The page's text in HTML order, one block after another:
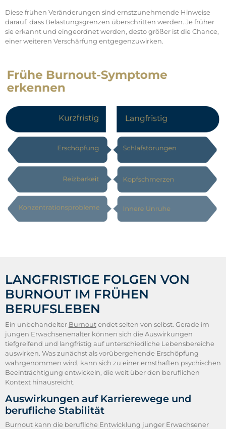
Diese frühen Veränderungen sind ernstzunehmende Hinweise
darauf, dass Belastungsgrenzen überschritten werden. Je früher
sie erkannt und eingeordnet werden, desto größer ist die Chance,
einer weiteren Verschärfung entgegenzuwirken.
LANGFRISTIGE FOLGEN VON
BURNOUT IM FRÜHEN
BERUFSLEBEN
Ein unbehandelter Burnoutendet selten von selbst. Gerade im
jungen Erwachsenenalter können sich die Auswirkungen
tiefgreifend und langfristig auf unterschiedliche Lebensbereiche
auswirken. Was zunächst als vorübergehende Erschöpfung
wahrgenommen wird, kann sich zu einer ernsthaften psychischen
Beeinträchtigung entwickeln, die weit über den beruflichen
Kontext hinausreicht.
Auswirkungen auf Karrierewege und
berufliche Stabilität
Burnout kann die berufliche Entwicklung junger Erwachsener